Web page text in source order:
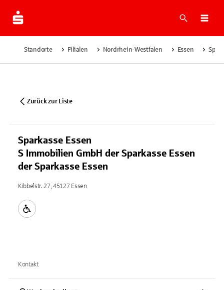
Suche
Standorte Filialen Nordrhein-Westfalen Essen
Zurück zur Liste
Sparkasse Essen
S Immobilien GmbH der Sparkasse Essen
der Sparkasse Essen
Kibbelstr. 27, 45127 Essen
Kontakt